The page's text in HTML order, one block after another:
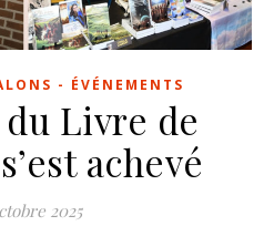
- ÉVÉNEMENTS
Livre de
achevé
2025